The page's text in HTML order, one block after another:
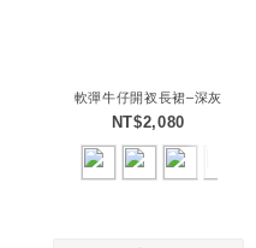
軟彈牛仔開衩長裙–深灰
NT$2,080